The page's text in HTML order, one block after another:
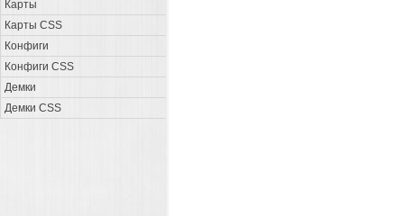
Карты
Карты CSS
Конфиги
Конфиги CSS
Демки
Демки CSS